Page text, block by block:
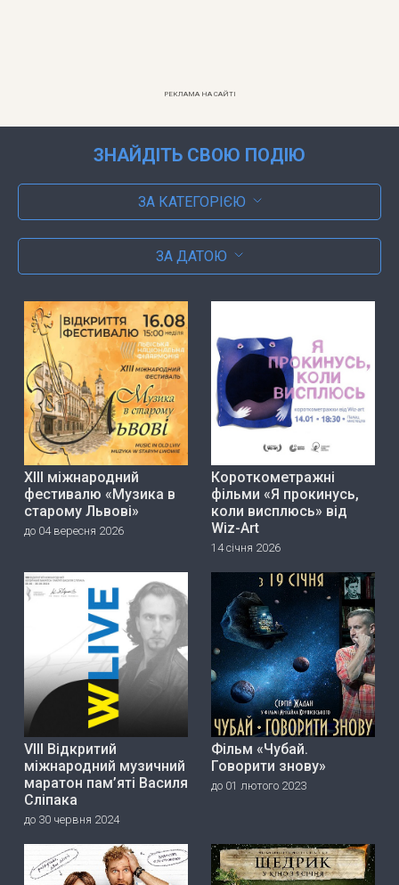
РЕКЛАМА НА САЙТІ
ЗНАЙДІТЬ СВОЮ ПОДІЮ
ЗА КАТЕГОРІЄЮ
ЗА ДАТОЮ
ХІІІ міжнародний
фестивалю «Музика в
старому Львові»
до 04 вересня 2026
Короткометражні
фільми «Я прокинусь,
коли висплюсь» від
Wiz-Art
14 січня 2026
VIII Відкритий
міжнародний музичний
маратон пам’яті Василя
Сліпака
до 30 червня 2024
Фільм «Чубай.
Говорити знову»
до 01 лютого 2023